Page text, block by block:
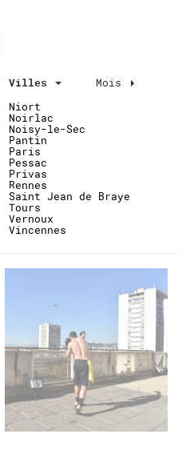
Villes Mois
Niort
Noirlac
Noisy-le-Sec
Pantin
Paris
Pessac
Privas
Rennes
Saint Jean de Braye
Tours
Vernoux
Vincennes